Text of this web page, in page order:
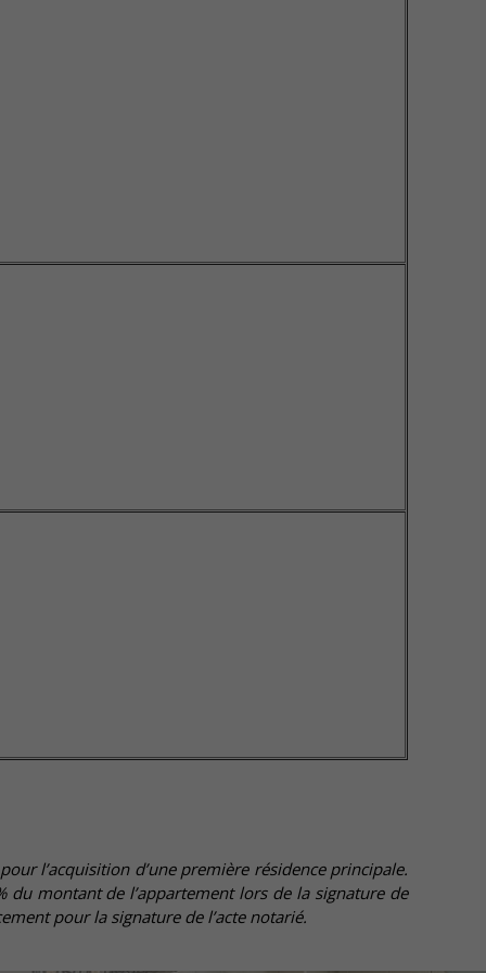
l’acquisition d’une première résidence principale.
du montant de l’appartement lors de la signature de
pour la signature de l’acte notarié.